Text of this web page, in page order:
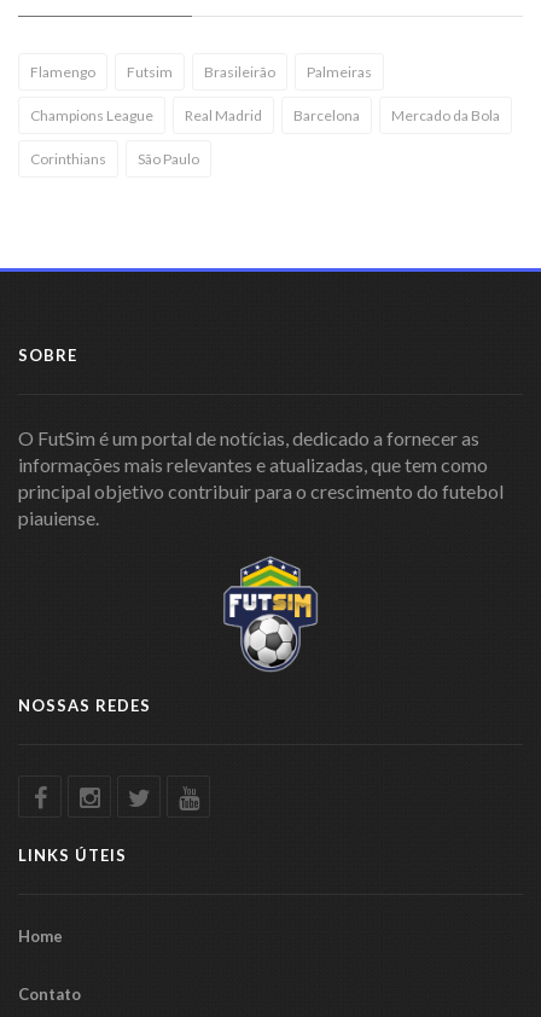
Flamengo Futsim Brasileirão Palmeiras
Champions League Real Madrid Barcelona Mercado da Bola
Corinthians São Paulo
SOBRE
O FutSim é um portal de notícias, dedicado a fornecer as
informações mais relevantes e atualizadas, que tem como
principal objetivo contribuir para o crescimento do futebol
piauiense.
NOSSAS REDES
LINKS ÚTEIS
Home
Contato